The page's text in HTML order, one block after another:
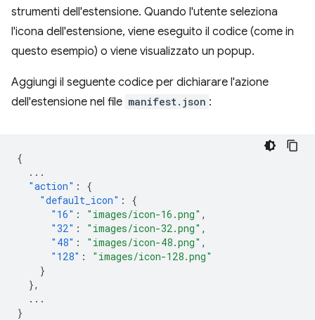
strumenti dell'estensione. Quando l'utente seleziona
l'icona dell'estensione, viene eseguito il codice (come in
questo esempio) o viene visualizzato un popup.
Aggiungi il seguente codice per dichiarare l'azione
dell'estensione nel file manifest.json :
{
...
"action" :
{
"default_icon" :
{
"16" : "images/icon-16.png" ,
"32" : "images/icon-32.png" ,
"48" : "images/icon-48.png" ,
"128" :
"images/icon-128.png"
}
},
...
}